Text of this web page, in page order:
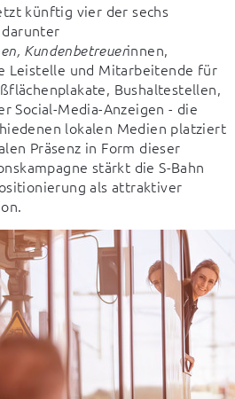
künftig vier der sechs
Kundenbetreuerinnen,
Leistelle und Mitarbeitende für
Bushaltestellen,
Social-Media-Anzeigen - die
lokalen Medien platziert
Präsenz in Form dieser
stärkt die S-Bahn
als attraktiver